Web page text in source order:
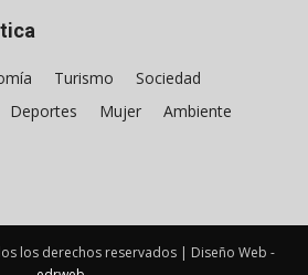
Turismo
Sociedad
Deportes Mujer
Ambiente
los derechos reservados | Diseño Web -